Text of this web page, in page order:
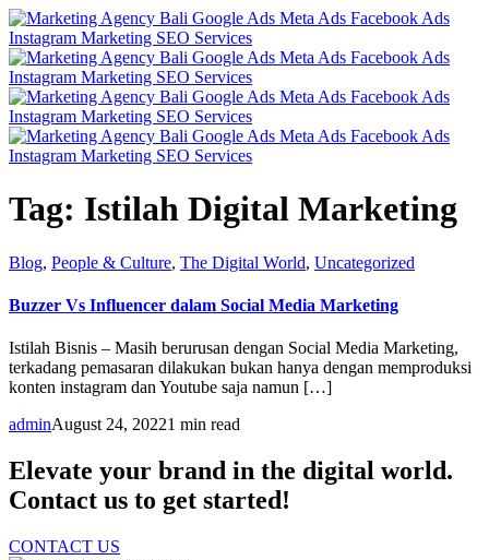
Tag: Istilah Digital Marketing
Blog, People & Culture, The Digital World, Uncategorized
Buzzer Vs Influencer dalam Social Media Marketing
Istilah Bisnis – Masih berurusan dengan Social Media Marketing,
terkadang pemasaran dilakukan bukan hanya dengan memproduksi
konten instagram dan Youtube saja namun […]
adminAugust 24, 20221 min read
Elevate your brand in the digital world.
Contact us to get started!
CONTACT US